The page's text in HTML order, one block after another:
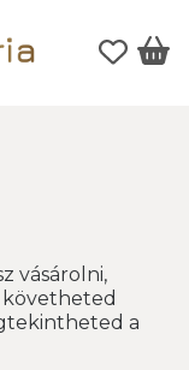
vásárolni,
a